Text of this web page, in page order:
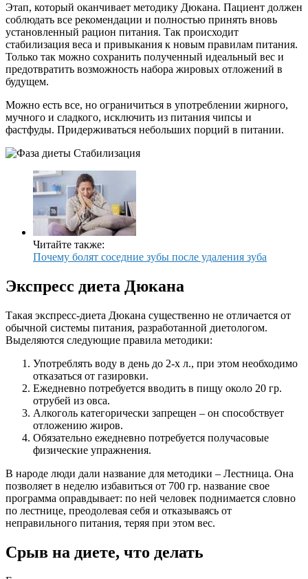
Этап, который оканчивает методику Дюкана. Пациент должен
соблюдать все рекомендации и полностью принять вновь
установленный рацион питания. Так происходит
стабилизация веса и привыкания к новым правилам питания.
Только так можно сохранить полученный идеальный вес и
предотвратить возможность набора жировых отложений в
будущем.
Можно есть все, но ограничиться в употреблении жирного,
мучного и сладкого, исключить из питания чипсы и
фастфуды. Придерживаться небольших порций в питании.
Читайте также:
Почему болят соседние зубы после удаления зуба
Экспресс диета Дюкана
Такая экспресс-диета Дюкана существенно не отличается от
обычной системы питания, разработанной диетологом.
Выделяются следующие правила методики:
Употреблять воду в день до 2-х л., при этом необходимо
отказаться от газировки.
Ежедневно потребуется вводить в пищу около 20 гр.
отрубей из овса.
Алкоголь категорически запрещен – он способствует
отложению жиров.
Обязательно ежедневно потребуется получасовые
физические упражнения.
В народе люди дали название для методики – Лестница. Она
позволяет в неделю избавиться от 700 гр. название свое
программа оправдывает: по ней человек поднимается словно
по лестнице, преодолевая себя и отказываясь от
неправильного питания, теряя при этом вес.
Срыв на диете, что делать